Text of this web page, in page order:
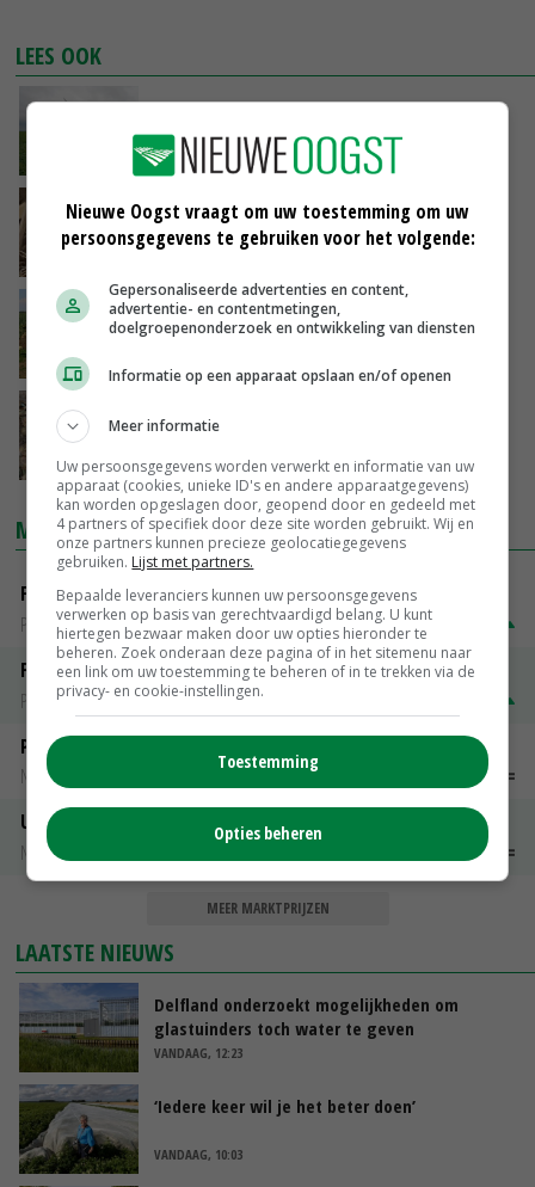
LEES OOK
Hybride troeft zaadvaste ui met gemak af
05-09-2019
Interesse steriele insectentechniek uien
stijgt
'Perspectief voor winterui is flinterdun'
30-08-2019
MARKTPRIJZEN
Fontane
PotatoNL
€ 15,00~
Fritesgeschikt NL Du Be
PotatoNL
Peen
Noteringen
Uien Middenmeer Geel 30-60% grof
Noteringen
MEER MARKTPRIJZEN
LAATSTE NIEUWS
Delfland onderzoekt mogelijkheden om
glastuinders toch water te geven
VANDAAG, 12:23
‘Iedere keer wil je het beter doen’
VANDAAG, 10:03
Nieuwe Oogst vraagt om uw toestemming om uw
persoonsgegevens te gebruiken voor het volgende:
Gepersonaliseerde advertenties en content,
advertentie- en contentmetingen,
doelgroepenonderzoek en ontwikkeling van diensten
Informatie op een apparaat opslaan en/of openen
Meer informatie
Uw persoonsgegevens worden verwerkt en informatie van uw
apparaat (cookies, unieke ID's en andere apparaatgegevens)
kan worden opgeslagen door, geopend door en gedeeld met
4 partners of specifiek door deze site worden gebruikt. Wij en
onze partners kunnen precieze geolocatiegegevens
gebruiken. Lijst met partners.
Bepaalde leveranciers kunnen uw persoonsgegevens
verwerken op basis van gerechtvaardigd belang. U kunt
hiertegen bezwaar maken door uw opties hieronder te
beheren. Zoek onderaan deze pagina of in het sitemenu naar
een link om uw toestemming te beheren of in te trekken via de
privacy- en cookie-instellingen.
Toestemming
Opties beheren